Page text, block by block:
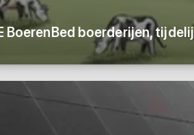
BoerenBed boerderijen,